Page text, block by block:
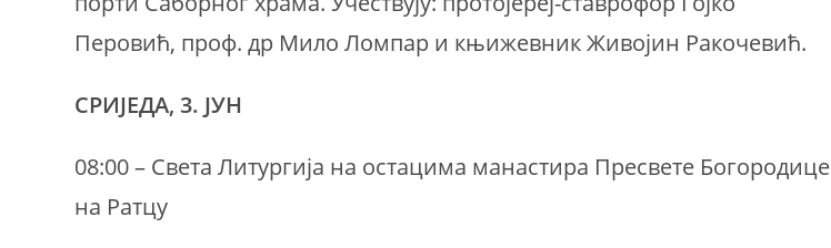
Перовић, проф. др Мило Ломпар и књижевник Живојин Ракочевић.
СРИЈЕДА, 3. ЈУН
08:00 – Света Литургија на остацима манастира Пресвете Богородице
на Ратцу